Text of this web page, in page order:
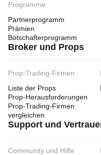
Programme
Partnerprogramm
Prämien
Botschafterprogramm
Broker und Props
Prop-Trading-Firmen
Liste der Props
Prop-Herausforderungen
Prop-Trading-Firmen
vergleichen
Support und
Community und Hilfe